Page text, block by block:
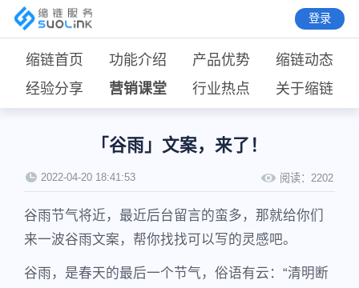
登录
缩链首页 功能介绍 产品优势
缩链动态
经验分享
营销课堂 行业热点 关于缩链
「谷雨」文案，来了！
2022-04-20 18:41:53 阅读： 2202
谷雨节气将近，最近后台留言的蛮多，那就给你们
来一波谷雨文案，帮你找找可以写的灵感吧。
谷雨，是春天的最后一个节气，俗语有云：“清明断